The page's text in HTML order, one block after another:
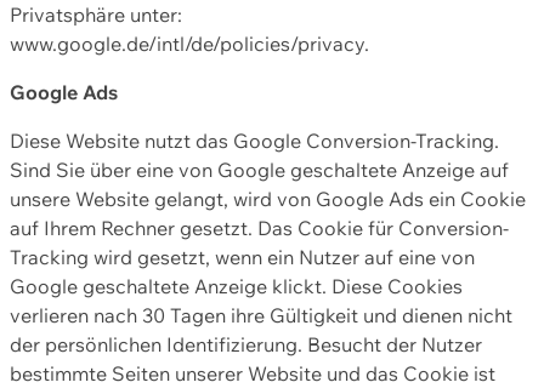
Privatsphäre unter:
www.google.de/intl/de/policies/privacy.
Google Ads
Diese Website nutzt das Google Conversion-Tracking.
Sind Sie über eine von Google geschaltete Anzeige auf
unsere Website gelangt, wird von Google Ads ein Cookie
auf Ihrem Rechner gesetzt. Das Cookie für Conversion-
Tracking wird gesetzt, wenn ein Nutzer auf eine von
Google geschaltete Anzeige klickt. Diese Cookies
verlieren nach 30 Tagen ihre Gültigkeit und dienen nicht
der persönlichen Identifizierung. Besucht der Nutzer
bestimmte Seiten unserer Website und das Cookie ist